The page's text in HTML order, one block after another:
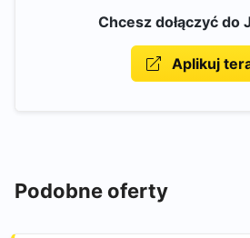
Chcesz dołączyć do
Aplikuj
Podobne oferty